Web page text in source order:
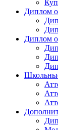
Диплом о
Диплом о